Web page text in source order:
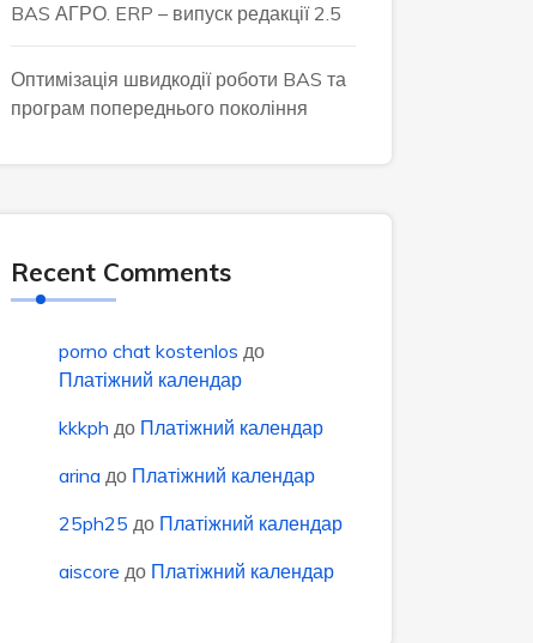
BAS АГРО. ERP – випуск редакції 2.5
Оптимізація швидкодії роботи BAS та
програм попереднього покоління
Recent Comments
porno chat kostenlos до
Платіжний календар
kkkph до Платіжний календар
arina до Платіжний календар
25ph25 до Платіжний календар
aiscore до Платіжний календар